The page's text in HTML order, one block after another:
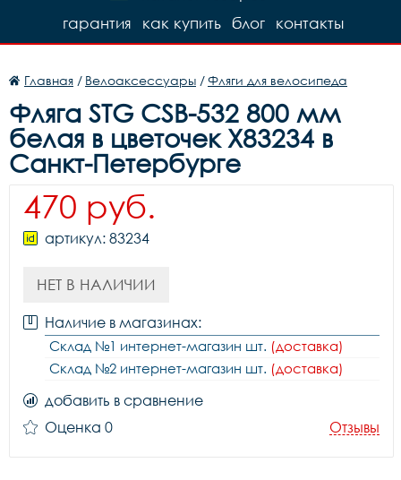
контакты
блог
как купить
гарантия
Главная / Велоаксессуары /Фляги для велосипеда
Фляга STG CSB-532 800 мм
белая в цветочек X83234 в
Санкт-Петербурге
470 руб.
артикул: 83234
НЕТ В НАЛИЧИИ
Наличие в магазинах:
Склад №1 интернет-магазин шт. (доставка)
Склад №2 интернет-магазин шт. (доставка)
добавить в сравнение
Оценка 0
Отзывы